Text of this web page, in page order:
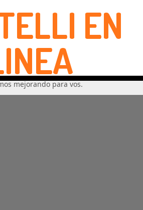
EN
mejorando para vos.